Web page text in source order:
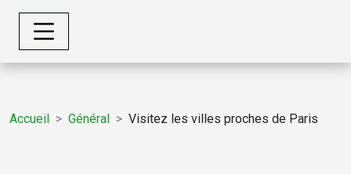
Accueil Général Visitez les villes proches de Paris